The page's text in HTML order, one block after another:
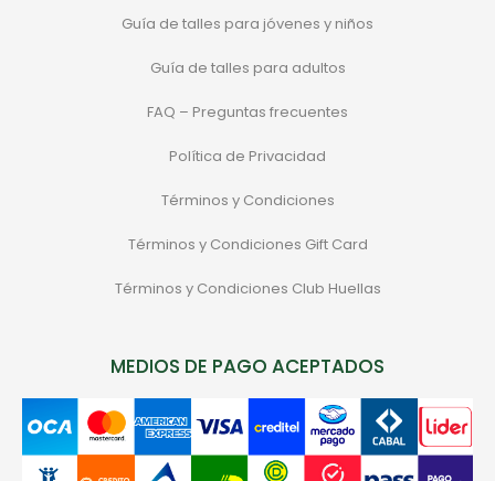
Guía de talles para jóvenes y niños
Guía de talles para adultos
FAQ – Preguntas frecuentes
Política de Privacidad
Términos y Condiciones
Términos y Condiciones Gift Card
Términos y Condiciones Club Huellas
MEDIOS DE PAGO ACEPTADOS